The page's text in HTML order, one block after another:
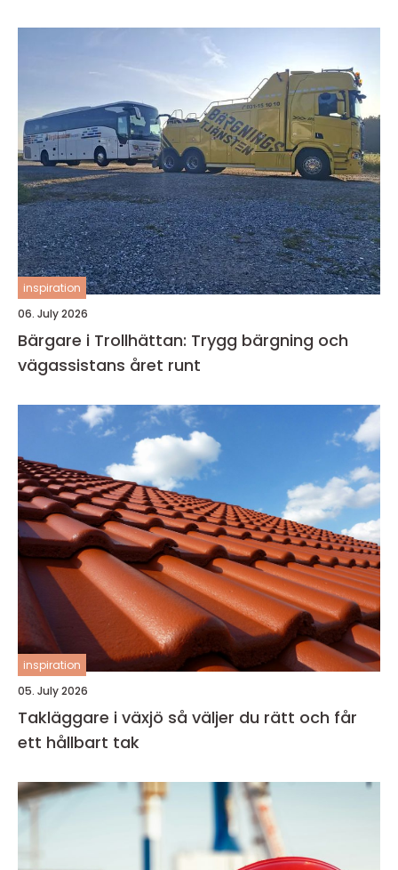
inspiration
06. July 2026
Bärgare i Trollhättan: Trygg bärgning och
vägassistans året runt
inspiration
05. July 2026
Takläggare i växjö så väljer du rätt och får
ett hållbart tak